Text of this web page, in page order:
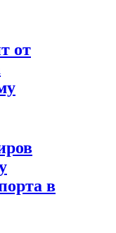
от
в